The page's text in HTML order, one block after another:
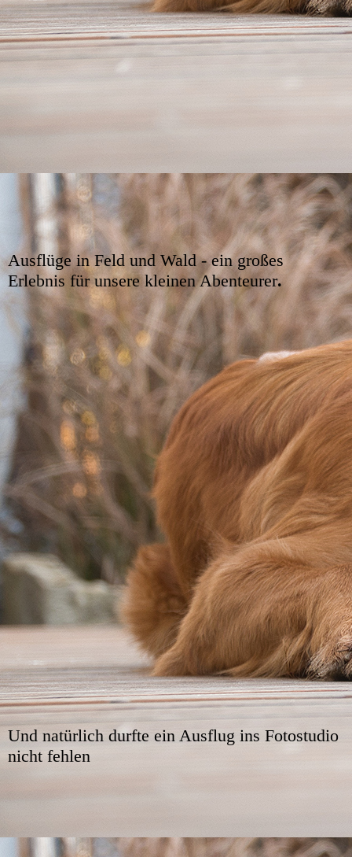
Ausflüge in Feld und Wald - ein großes
Erlebnis für unsere kleinen Abenteurer.
Und natürlich durfte ein Ausflug ins Fotostudio
nicht fehlen